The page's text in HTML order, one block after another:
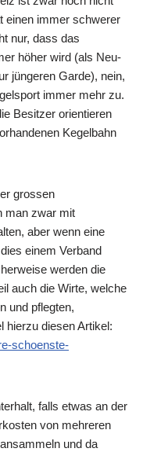
einen immer schwerer
nur, dass das
höher wird (als Neu-
jüngeren Garde), nein,
immer mehr zu.
Besitzer orientieren
Kegelbahn
grossen
man zwar mit
aber wenn eine
einem Verband
werden die
auch die Wirte, welche
und pflegten,
hierzu diesen Artikel:
schoenste-
falls etwas an der
von mehreren
und da